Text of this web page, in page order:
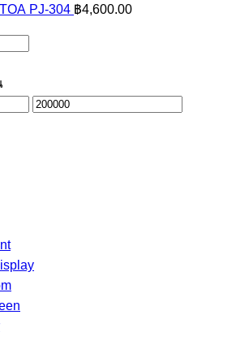
price
TOA PJ-304 ฿4,600.00
ราคา